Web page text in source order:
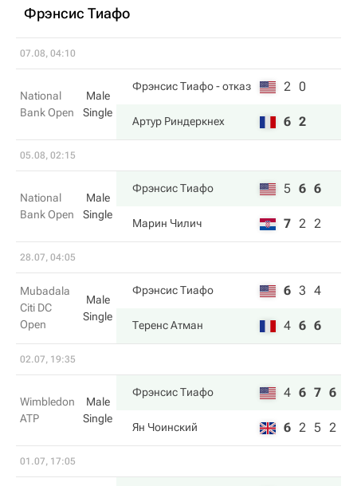
Фрэнсис Тиафо
07.08, 04:10
National
Bank Open
Male
Single
Фрэнсис Тиафо- отказ 2 0
Артур Риндеркнех 6 2
05.08, 02:15
National
Bank Open
Male
Single
Фрэнсис Тиафо 5 6 6
Марин Чилич 7 2 2
28.07, 04:05
Mubadala
Citi DC
Open
Male
Single
Фрэнсис Тиафо 6 3 4
Теренс Атман 4 6 6
02.07, 19:35
Wimbledon
ATP
Male
Single
Фрэнсис Тиафо 4 6 7 6
Ян Чоинский 6 2 5 2
01.07, 17:05